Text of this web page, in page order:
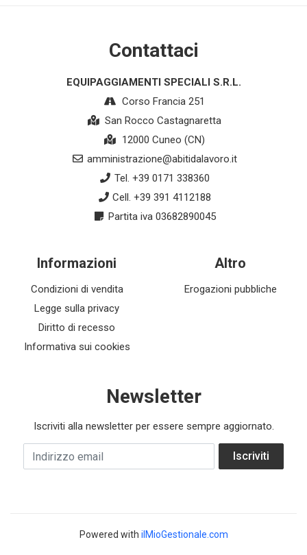
Contattaci
EQUIPAGGIAMENTI SPECIALI S.R.L.
Corso Francia 251
San Rocco Castagnaretta
12000 Cuneo (CN)
amministrazione@abitidalavoro.it
Tel. +39 0171 338360
Cell. +39 391 4112188
Partita iva 03682890045
Informazioni
Condizioni di vendita
Legge sulla privacy
Diritto di recesso
Informativa sui cookies
Altro
Erogazioni pubbliche
Newsletter
Iscriviti alla newsletter per essere sempre aggiornato.
Indirizzo email Iscriviti
Powered with ilMioGestionale.com